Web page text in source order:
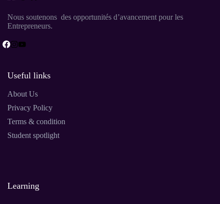
Nous soutenons des opportunités d’avancement pour les
Entrepreneurs.
Useful links
About Us
Privacy Policy
Terms & condition
Student spotlight
Learning